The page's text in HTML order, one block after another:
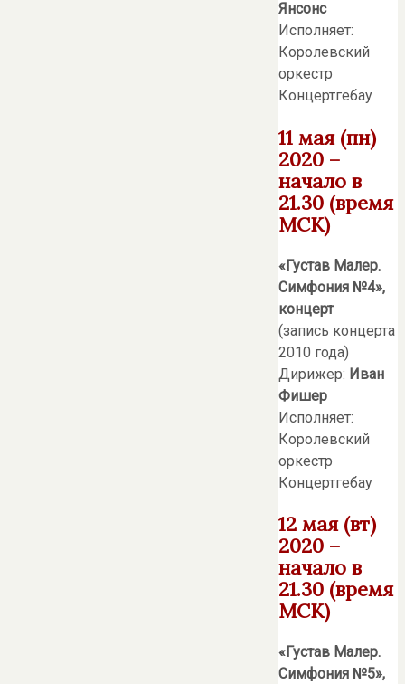
Янсонс
Исполняет:
Королевский
оркестр
Концертгебау
11 мая (пн)
2020 –
начало в
21.30 (время
МСК)
«Густав Малер.
Симфония №4»,
концерт
(запись концерта
2010 года)
Дирижер: Иван
Фишер
Исполняет:
Королевский
оркестр
Концертгебау
12 мая (вт)
2020 –
начало в
21.30 (время
МСК)
«Густав Малер.
Симфония №5»,